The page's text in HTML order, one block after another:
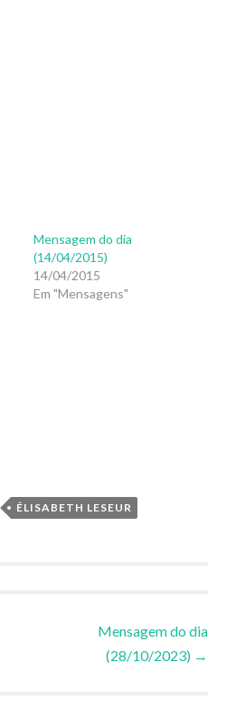
Mensagem do dia
(14/04/2015)
14/04/2015
Em "Mensagens"
, ÉLISABETH LESEUR
Mensagem do dia
(28/10/2023) →